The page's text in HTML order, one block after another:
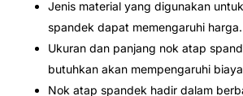
Jenis material yang digunakan
spandek dapat memengaruhi harga.
Ukuran dan panjang nok atap
butuhkan akan mempengaruhi
Nok atap spandek hadir dalam